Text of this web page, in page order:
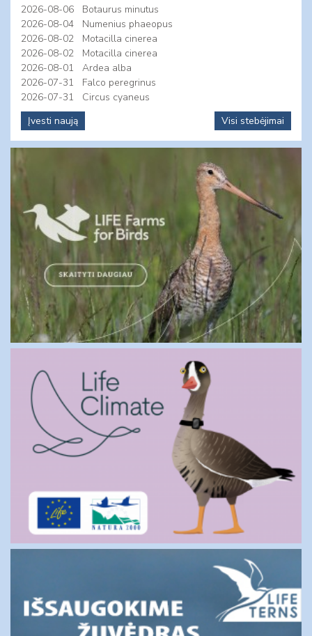
2026-08-06
Botaurus minutus
2026-08-04
Numenius phaeopus
2026-08-02
Motacilla cinerea
2026-08-02
Motacilla cinerea
2026-08-01
Ardea alba
2026-07-31
Falco peregrinus
2026-07-31
Circus cyaneus
Įvesti naują
Visi stebėjimai